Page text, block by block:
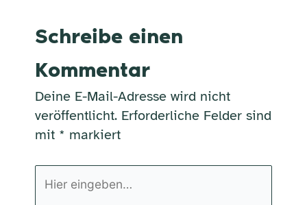
Schreibe einen
Kommentar
Deine E-Mail-Adresse wird nicht
veröffentlicht. Erforderliche Felder sind
mit * markiert
eingeben…